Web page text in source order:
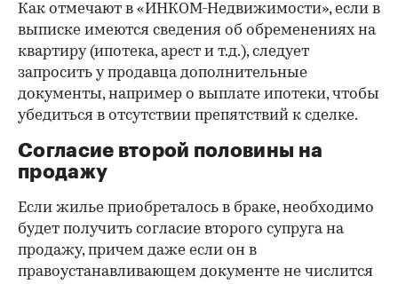
Как отмечают в «ИНКОМ-Недвижимости», если в
выписке имеются сведения об обременениях на
квартиру (ипотека, арест и т.д.), следует
запросить у продавца дополнительные
документы, например о выплате ипотеки, чтобы
убедиться в отсутствии препятствий к сделке.
Согласие второй половины на
продажу
Если жилье приобреталось в браке, необходимо
будет получить согласие второго супруга на
продажу, причем даже если он в
правоустанавливающем документе не числится